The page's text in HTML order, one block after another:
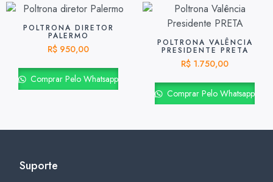
POLTRONA DIRETOR
PALERMO
R$ 950,00
Comprar Pelo Whatsapp
POLTRONA VALÊNCIA
PRESIDENTE PRETA
R$ 1.750,00
Comprar Pelo Whatsapp
Suporte